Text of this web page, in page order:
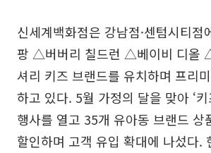
신세계백화점은 강남점·센텀시티
팡 △버버리 칠드런 △베이비 디올
셔리 키즈 브랜드를 유치하며 프리
하고 있다. 5월 가정의 달을 맞아 ‘
행사를 열고 35개 유아동 브랜드 상
할인하며 고객 유입 확대에 나섰다.